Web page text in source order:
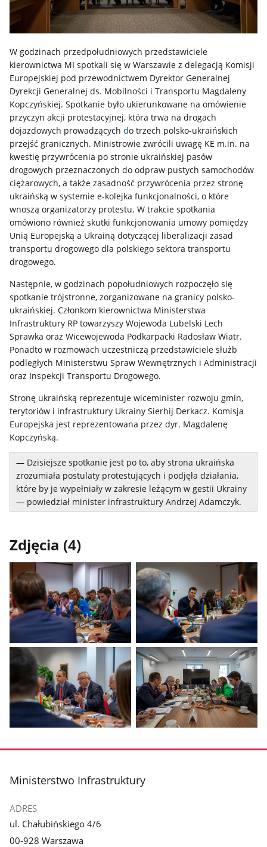
W godzinach przedpołudniowych przedstawiciele
kierownictwa MI spotkali się w Warszawie z delegacją Komisji
Europejskiej pod przewodnictwem Dyrektor Generalnej
Dyrekcji Generalnej ds. Mobilności i Transportu Magdaleny
Kopczyńskiej. Spotkanie było ukierunkowane na omówienie
przyczyn akcji protestacyjnej, która trwa na drogach
dojazdowych prowadzącychdo trzech polsko-ukraińskich
przejść granicznych. Ministrowie zwrócili uwagę KE m.in. na
kwestię przywrócenia po stronie ukraińskiej pasów
drogowych przeznaczonych do odpraw pustych samochodów
ciężarowych, a także zasadność przywrócenia przez stronę
ukraińską w systemie e-kolejka funkcjonalności, o które
wnoszą organizatorzy protestu. W trakcie spotkania
omówiono również skutki funkcjonowania umowy pomiędzy
Unią Europejską a Ukrainą dotyczącej liberalizacji zasad
transportu drogowego dla polskiego sektora transportu
drogowego.
Następnie, w godzinach popołudniowych rozpoczęło się
spotkanie trójstronne, zorganizowane na granicy polsko-
ukraińskiej. Członkom kierownictwa Ministerstwa
Infrastruktury RP towarzyszy Wojewoda Lubelski Lech
Sprawka oraz Wicewojewoda Podkarpacki Radosław Wiatr.
Ponadto w rozmowach uczestniczą przedstawiciele służb
podległych Ministerstwu Spraw Wewnętrznych i Administracji
oraz Inspekcji Transportu Drogowego.
Stronę ukraińską reprezentuje wiceminister rozwoju gmin,
terytoriów i infrastruktury Ukrainy Sierhij Derkacz. Komisja
Europejska jest reprezentowana przez dyr. Magdalenę
Kopczyńską.
— Dzisiejsze spotkanie jest po to, aby strona ukraińska
zrozumiała postulaty protestujących i podjęła działania,
które by je wypełniały w zakresie leżącym w gestii Ukrainy
— powiedział minister infrastruktury Andrzej Adamczyk.
Zdjęcia (4)
Pokaż
zdjęcie
z
galerii.
Pokaż
zdjęcie
z
galerii.
zdjęcie
galerii.
zdjęcie
galerii.
stopka
Ministerstwo Infrastruktury
ADRES
ul. Chałubińskiego 4/6
00-928 Warszawa